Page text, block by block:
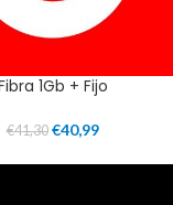
1Gb + Fijo
€41,30 €40,99